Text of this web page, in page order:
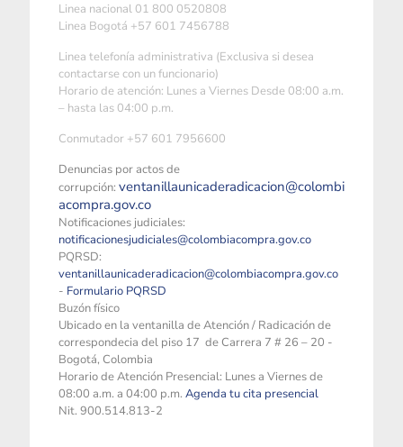
Linea nacional 01 800 0520808
Linea Bogotá +57 601 7456788
Linea telefonía administrativa (Exclusiva si desea
contactarse con un funcionario)
Horario de atención: Lunes a Viernes Desde 08:00 a.m.
– hasta las 04:00 p.m.
Conmutador +57 601 7956600
Denuncias por actos de
corrupción: ventanillaunicaderadicacion@colombi
acompra.gov.co
Notificaciones judiciales:
notificacionesjudiciales@colombiacompra.gov.co
PQRSD:
ventanillaunicaderadicacion@colombiacompra.gov.co
- Formulario PQRSD
Buzón físico
Ubicado en la ventanilla de Atención / Radicación de
correspondecia del piso 17 de Carrera 7 # 26 – 20 -
Bogotá, Colombia
Horario de Atención Presencial: Lunes a Viernes de
08:00 a.m. a 04:00 p.m. Agenda tu cita presencial
Nit. 900.514.813-2